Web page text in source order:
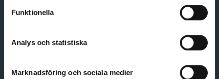
Funktionella
Analys och statistiska
Marknadsföring och sociala medier
Customer service